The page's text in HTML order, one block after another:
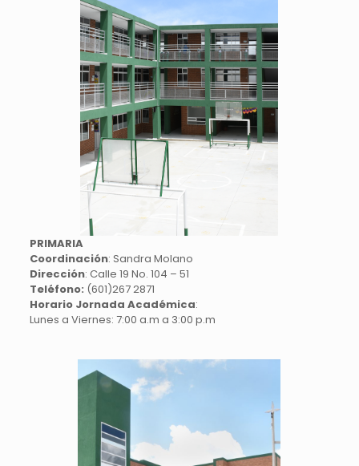
PRIMARIA
Coordinación: Sandra Molano
Dirección: Calle 19 No. 104 – 51
Teléfono: (601)267 2871
Horario Jornada Académica:
Lunes a Viernes: 7:00 a.m a 3:00 p.m